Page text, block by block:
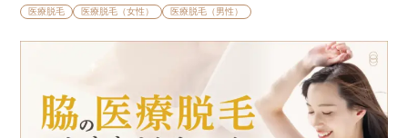
医療脱毛 医療脱毛（女性） 医療脱毛（男性）